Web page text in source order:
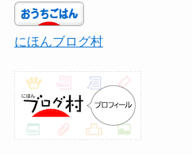
にほんブログ村